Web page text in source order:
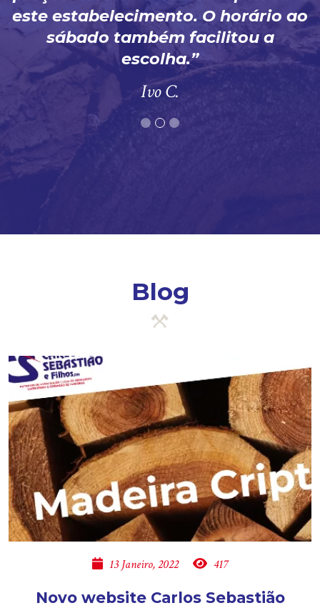
este estabelecimento. O horário ao
sábado também facilitou a
escolha.
Ivo C.
Blog
13 Janeiro, 2022 417
Novo website Carlos Sebastião